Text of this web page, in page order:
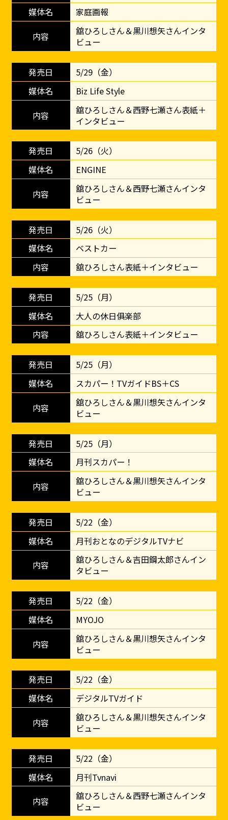
家庭画報
舘ひろしさん＆黒川想矢さんインタ
ビュー
5/29（金）
Biz Life Style
舘ひろしさん＆西野七瀬さん表紙＋
インタビュー
5/26（火）
ENGINE
舘ひろしさん＆西野七瀬さんインタ
ビュー
5/26（火）
ベストカー
舘ひろしさん表紙＋インタビュー
5/25（月）
大人の休日俱楽部
舘ひろしさん表紙＋インタビュー
5/25（月）
スカパー！TVガイドBS＋CS
舘ひろしさん＆黒川想矢さんインタ
ビュー
5/25（月）
月刊スカパー！
舘ひろしさん＆黒川想矢さんインタ
ビュー
5/22（金）
月刊おとなのデジタルTVナビ
舘ひろしさん＆吉田鋼太郎さんイン
タビュー
5/22（金）
MYOJO
舘ひろしさん＆黒川想矢さんインタ
ビュー
5/22（金）
デジタルTVガイド
舘ひろしさん＆黒川想矢さんインタ
ビュー
5/22（金）
月刊Tvnavi
舘ひろしさん＆西野七瀬さんインタ
ビュー